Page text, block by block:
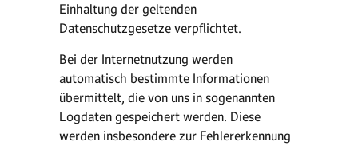
Einhaltung der geltenden
Datenschutzgesetze verpflichtet.
Bei der Internetnutzung werden
automatisch bestimmte Informationen
übermittelt, die von uns in sogenannten
Logdaten gespeichert werden. Diese
werden insbesondere zur Fehlererkennung